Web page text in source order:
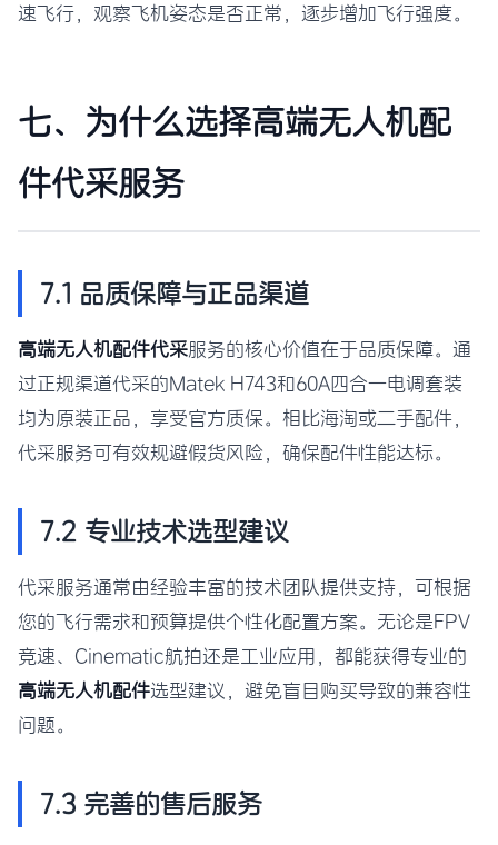
速飞行，观察飞机姿态是否正常，逐步增加飞行强度。
七、为什么选择高端无人机配
件代采服务
7.1 品质保障与正品渠道
高端无人机配件代采服务的核心价值在于品质保障。通
过正规渠道代采的Matek H743和60A四合一电调套装
均为原装正品，享受官方质保。相比海淘或二手配件，
代采服务可有效规避假货风险，确保配件性能达标。
7.2 专业技术选型建议
代采服务通常由经验丰富的技术团队提供支持，可根据
您的飞行需求和预算提供个性化配置方案。无论是FPV
竞速、Cinematic航拍还是工业应用，都能获得专业的
高端无人机配件选型建议，避免盲目购买导致的兼容性
问题。
7.3 完善的售后服务